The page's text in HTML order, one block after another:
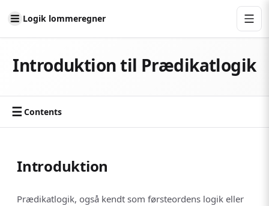
Logik lommeregner
Introduktion til Prædikatlogik
☰ Contents
Introduktion
Prædikatlogik, også kendt som førsteordens logik eller